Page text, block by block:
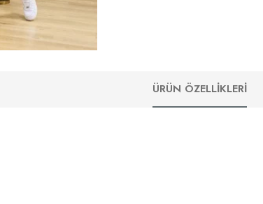
ÜRÜN ÖZELLIKLERI